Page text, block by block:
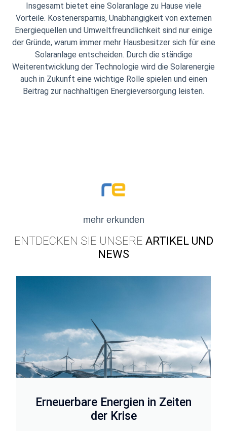
Insgesamt bietet eine Solaranlage zu Hause viele
Vorteile. Kostenersparnis, Unabhängigkeit von externen
Energiequellen und Umweltfreundlichkeit sind nur einige
der Gründe, warum immer mehr Hausbesitzer sich für eine
Solaranlage entscheiden. Durch die ständige
Weiterentwicklung der Technologie wird die Solarenergie
auch in Zukunft eine wichtige Rolle spielen und einen
Beitrag zur nachhaltigen Energieversorgung leisten.
mehr erkunden
ENTDECKEN SIE UNSERE ARTIKEL UND
NEWS
Erneuerbare Energien in Zeiten
der Krise